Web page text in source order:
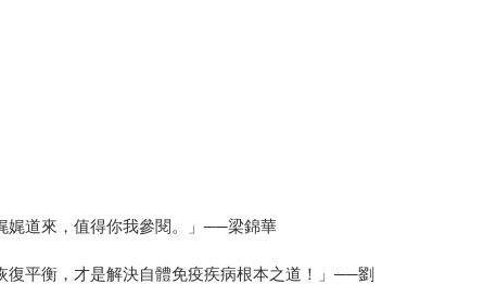
娓道來，值得你我參閱。」──梁錦華
復平衡，才是解決自體免疫疾病根本之道！」──劉